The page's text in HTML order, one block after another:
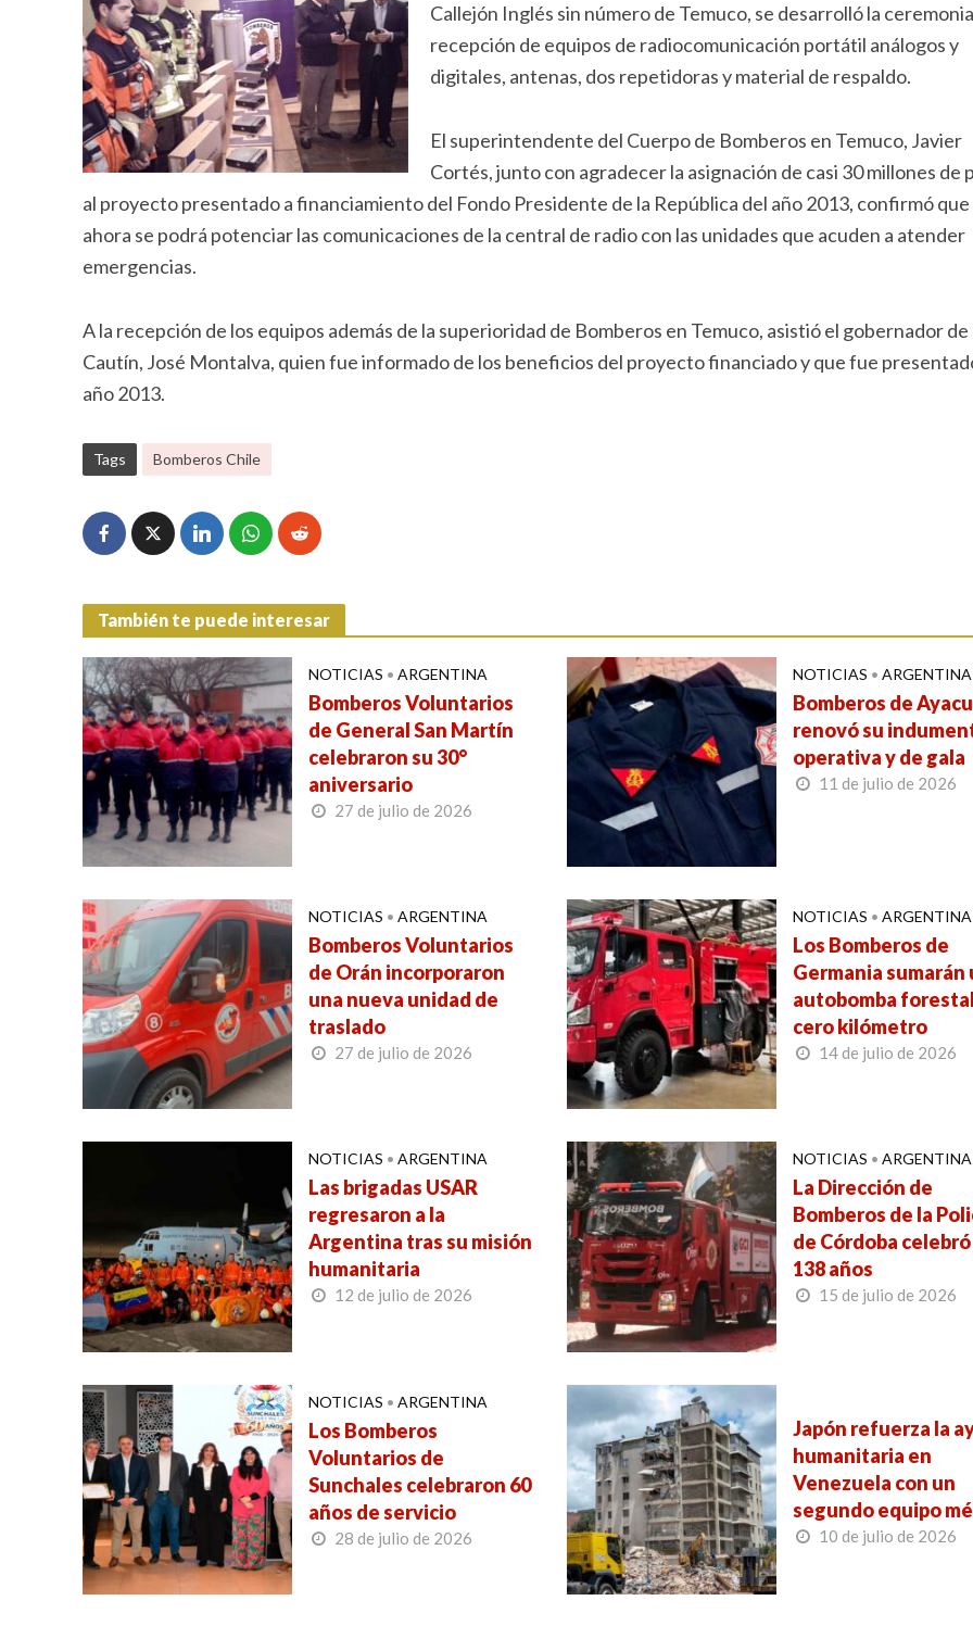
Callejón Inglés sin número de Temuco, se desarrolló la
recepción de equipos de radiocomunicación portátil análogos y
digitales, antenas, dos repetidoras y material de respaldo.
El superintendente del Cuerpo de Bomberos en Temuco, Javier
Cortés, junto con agradecer la asignación de casi 30 millones de
al proyecto presentado a financiamiento del Fondo Presidente de la República del año 2013, confirmó que
ahora se podrá potenciar las comunicaciones de la central de radio con las unidades que acuden a atender
emergencias.
A la recepción de los equipos además de la superioridad de Bomberos en Temuco, asistió el gobernador de
Cautín, José Montalva, quien fue informado de los beneficios del proyecto financiado y que fue
año 2013.
Tags Bomberos Chile
También te puede interesar
NOTICIAS • ARGENTINA
Bomberos Voluntarios
de General San Martín
celebraron su 30°
aniversario
27 de julio de 2026
NOTICIAS • ARGENTINA
Bomberos de
renovó su
operativa y de gala
11 de julio de 2026
NOTICIAS • ARGENTINA
Bomberos Voluntarios
de Orán incorporaron
una nueva unidad de
traslado
27 de julio de 2026
NOTICIAS • ARGENTINA
Los Bomberos de
Germania sumarán
autobomba forestal
cero kilómetro
14 de julio de 2026
NOTICIAS • ARGENTINA
Las brigadas USAR
regresaron a la
Argentina tras su misión
humanitaria
12 de julio de 2026
NOTICIAS • ARGENTINA
La Dirección de
Bomberos de la
de Córdoba celebró
138 años
15 de julio de 2026
NOTICIAS • ARGENTINA
Los Bomberos
Voluntarios de
Sunchales celebraron 60
años de servicio
28 de julio de 2026
Japón refuerza la
humanitaria en
Venezuela con un
segundo equipo
10 de julio de 2026